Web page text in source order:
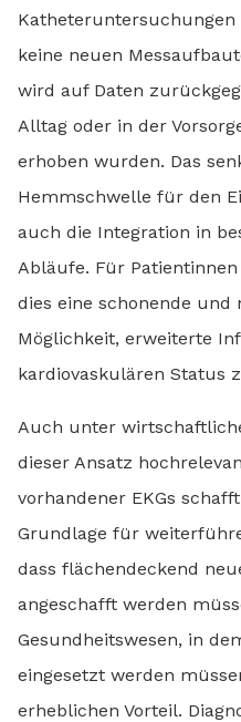
keine neuen
wird auf Daten
Alltag oder in der
erhoben wurden. Das
Hemmschwelle für den
auch die Integration in
Abläufe. Für
dies eine schonende und
Möglichkeit, erweiterte
kardiovaskulären Status
Auch unter
dieser Ansatz
vorhandener EKGs
Grundlage für
dass flächendeckend
angeschafft werden
Gesundheitswesen, in
eingesetzt werden
erheblichen Vorteil.